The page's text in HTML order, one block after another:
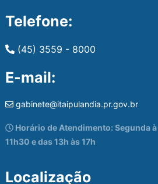
Telefone:
(45) 3559 - 8000
E-mail:
gabinete@itaipulandia.pr.gov.br
Horário de Atendimento: Segunda
11h30 e das 13h às 17h
Localização